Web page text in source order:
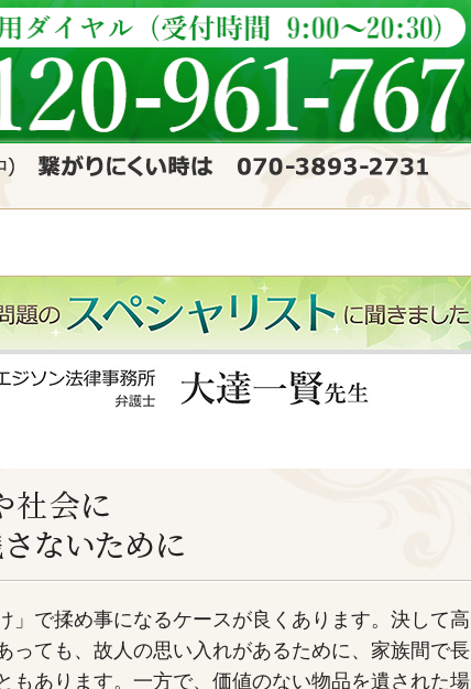
」で揉め事になるケースが良くあります。決して高
っても、故人の思い入れがあるために、家族間で長
もあります。一方で、価値のない物品を遺された場